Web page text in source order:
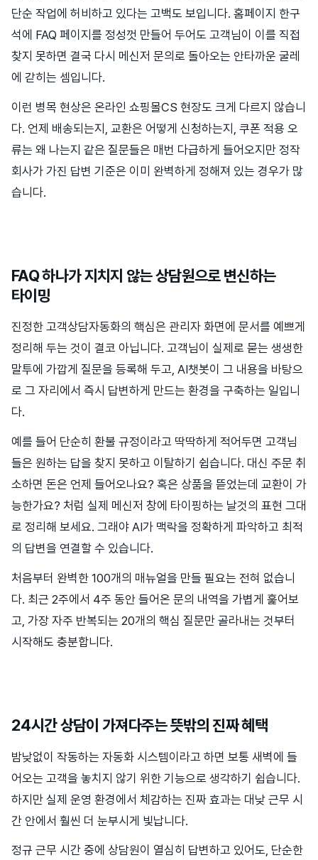
단순 작업에 허비하고 있다는 고백도 보입니다. 홈페이지 한구
석에 FAQ 페이지를 정성껏 만들어 두어도 고객님이 이를 직접
찾지 못하면 결국 다시 메신저 문의로 돌아오는 안타까운 굴레
에 갇히는 셈입니다.
이런 병목 현상은 온라인 쇼핑몰CS 현장도 크게 다르지 않습니
다. 언제 배송되는지, 교환은 어떻게 신청하는지, 쿠폰 적용 오
류는 왜 나는지 같은 질문들은 매번 다급하게 들어오지만 정작
회사가 가진 답변 기준은 이미 완벽하게 정해져 있는 경우가 많
습니다.
FAQ 하나가 지치지 않는 상담원으로 변신하는
타이밍
진정한 고객상담자동화의 핵심은 관리자 화면에 문서를 예쁘게
정리해 두는 것이 결코 아닙니다. 고객님이 실제로 묻는 생생한
말투에 가깝게 질문을 등록해 두고, AI챗봇이 그 내용을 바탕으
로 그 자리에서 즉시 답변하게 만드는 환경을 구축하는 일입니
다.
예를 들어 단순히 환불 규정이라고 딱딱하게 적어두면 고객님
들은 원하는 답을 찾지 못하고 이탈하기 쉽습니다. 대신 주문 취
소하면 돈은 언제 들어오나요? 혹은 상품을 뜯었는데 교환이 가
능한가요? 처럼 실제 메신저 창에 타이핑하는 날것의 표현 그대
로 정리해 보세요. 그래야 AI가 맥락을 정확하게 파악하고 최적
의 답변을 연결할 수 있습니다.
처음부터 완벽한 100개의 매뉴얼을 만들 필요는 전혀 없습니
다. 최근 2주에서 4주 동안 들어온 문의 내역을 가볍게 훑어보
고, 가장 자주 반복되는 20개의 핵심 질문만 골라내는 것부터
시작해도 충분합니다.
24시간 상담이 가져다주는 뜻밖의 진짜 혜택
밤낮없이 작동하는 자동화 시스템이라고 하면 보통 새벽에 들
어오는 고객을 놓치지 않기 위한 기능으로 생각하기 쉽습니다.
하지만 실제 운영 환경에서 체감하는 진짜 효과는 대낮 근무 시
간 안에서 훨씬 더 눈부시게 빛납니다.
정규 근무 시간 중에 상담원이 열심히 답변하고 있어도, 단순한